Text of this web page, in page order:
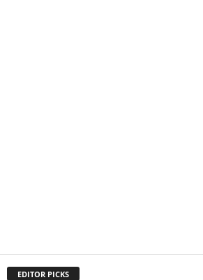
EDITOR PICKS